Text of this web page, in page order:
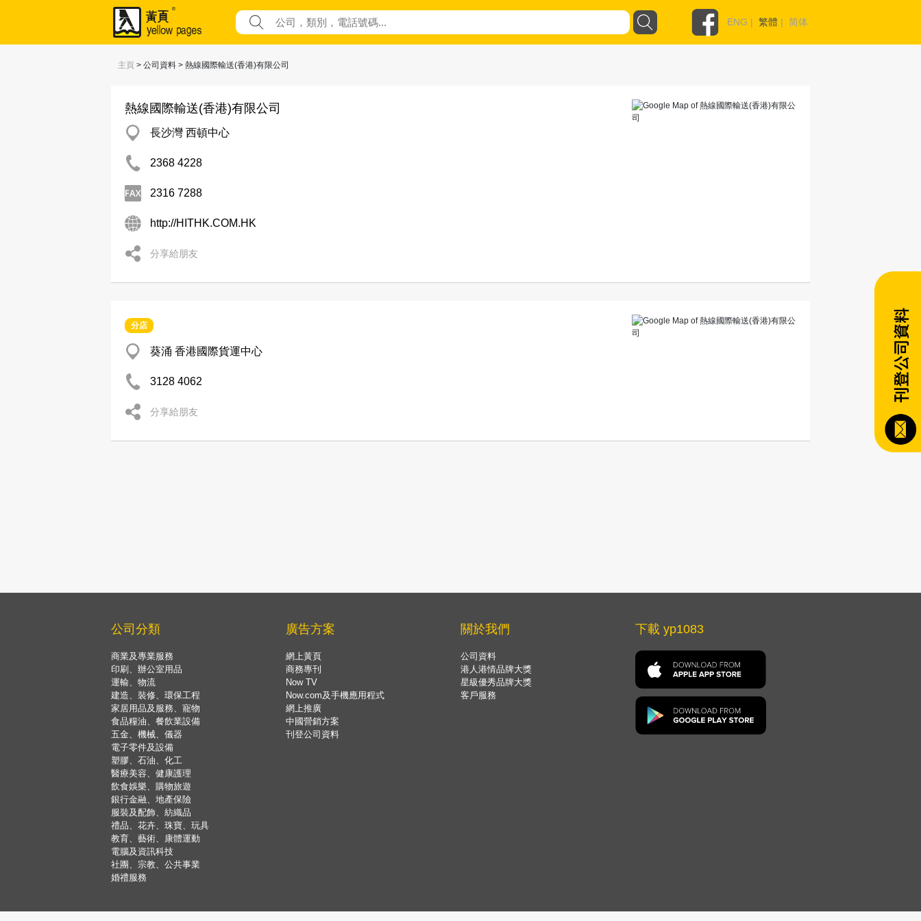
ENG | 繁體 | 简体
主頁 > 公司資料 > 熱線國際輸送(香港)有限公司
熱線國際輸送(香港)有限公司
長沙灣 西頓中心
2368 4228
2316 7288
http://HITHK.COM.HK
分享給朋友
分店
葵涌 香港國際貨運中心
3128 4062
分享給朋友
公司分類
商業及專業服務
印刷、辦公室用品
運輸、物流
建造、裝修、環保工程
家居用品及服務、寵物
食品糧油、餐飲業設備
五金、機械、儀器
電子零件及設備
塑膠、石油、化工
醫療美容、健康護理
飲食娛樂、購物旅遊
銀行金融、地產保險
服裝及配飾、紡織品
禮品、花卉、珠寶、玩具
教育、藝術、康體運動
電腦及資訊科技
社團、宗教、公共事業
婚禮服務
廣告方案
網上黃頁
商務專刊
Now TV
Now.com及手機應用程式
網上推廣
中國營銷方案
刊登公司資料
關於我們
公司資料
港人港情品牌大獎
星級優秀品牌大獎
客戶服務
下載 yp1083